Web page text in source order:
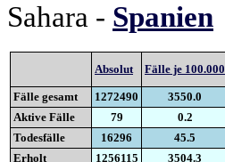
Sahara - Spanien
Absolut Fälle je 100.000
Fälle gesamt
1272490 3550.0
Aktive Fälle
79 0.2
Todesfälle
16296 45.5
Erholt
1256115 3504.3